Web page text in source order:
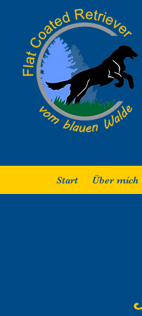
Start Über mich